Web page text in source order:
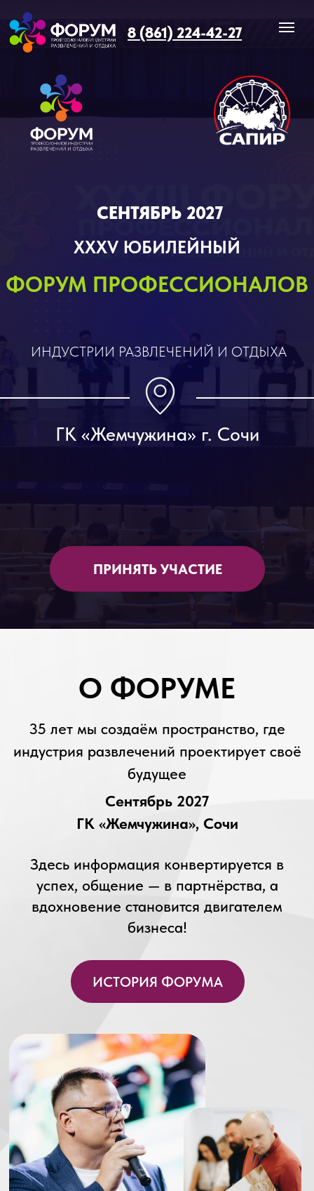
8 (861) 224-42-27
СЕНТЯБРЬ 2027
ИНДУСТРИИ РАЗВЛЕЧЕНИЙ И ОТДЫХА
ФОРУМ ПРОФЕССИОНАЛОВ
ПРИНЯТЬ УЧАСТИЕ
О ФОРУМЕ
Сентябрь 2027
ГК «Жемчужина», Сочи
успех, общение — в партнёрства, а
ИСТОРИЯ ФОРУМА